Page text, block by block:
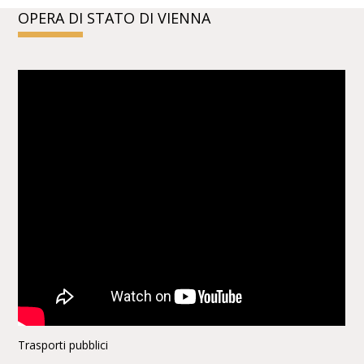
OPERA DI STATO DI VIENNA
Trasporti pubblici